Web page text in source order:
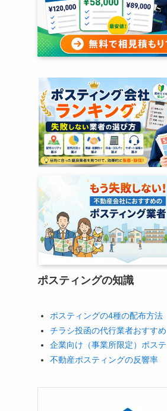
ポスティングの知識
ポスティングの4種の配布方法
チラシ投函の代行業者おすすめ
企業向け（事業所限定）ポス
不動産ポスティングの反響率